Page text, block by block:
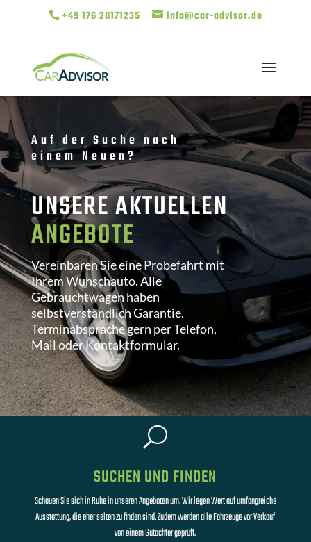
+49 176 20171235 info@car-advisor.de
Auf der Suche nach
einem Neuen?
UNSERE AKTUELLEN
ANGEBOTE
Vereinbaren Sie eine Probefahrt mit
Ihrem Wunschauto. Alle
Gebrauchtwagen haben
selbstverständlich Garantie.
Terminabsprache gern per Telefon,
Mail oder Kontaktformular.
U
SUCHEN UND FINDEN
Schauen Sie sich in Ruhe in unseren Angeboten um. Wir legen Wert auf umfangreiche
Ausstattung, die eher selten zu finden sind. Zudem werden alle Fahrzeuge vor Verkauf
von einem Gutachter geprüft.